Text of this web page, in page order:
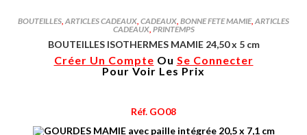
BOUTEILLES, ARTICLES CADEAUX, CADEAUX, BONNE FETE MAMIE, ARTICLES
CADEAUX, PRINTEMPS
BOUTEILLES ISOTHERMES MAMIE 24,50 x 5 cm
Créer Un Compte Ou Se Connecter
Pour Voir Les Prix
Réf. GO08